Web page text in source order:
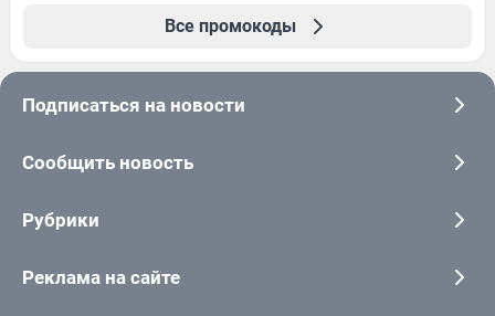
Все промокоды
Подписаться на новости
Сообщить новость
Рубрики
Реклама на сайте